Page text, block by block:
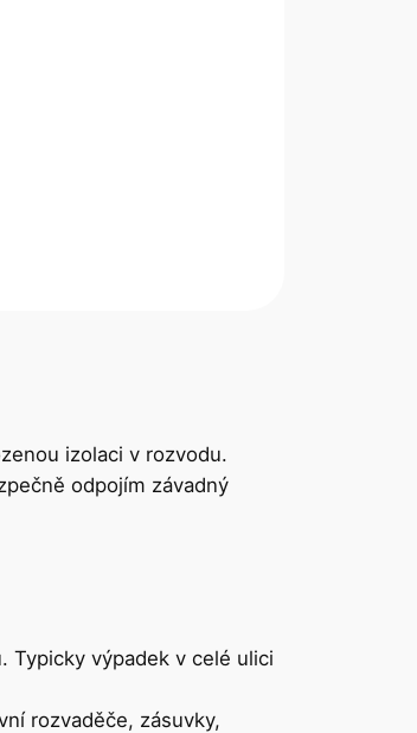
izolaci v rozvodu.
odpojím závadný
Typicky výpadek v celé ulici
rozvaděče, zásuvky,